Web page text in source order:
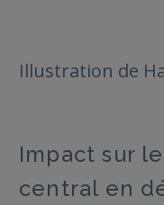
Illustration de
Impact sur
central en